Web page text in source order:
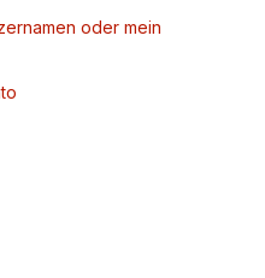
oder mein